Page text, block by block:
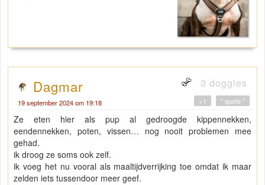
Dagmar 3 doggies
19 september 2024 om 19:18 " quote "
+1
Ze eten hier als pup al gedroogde kippennekken,
eendennekken, poten, vissen… nog nooit problemen mee
gehad.
ik droog ze soms ook zelf.
ik voeg het nu vooral als maaltijdverrijking toe omdat ik maar
zelden iets tussendoor meer geef.